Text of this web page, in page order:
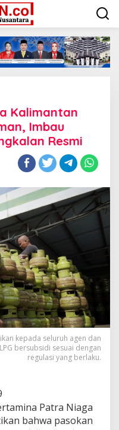
Kalimantan
Imbau
Resmi
kepada seluruh agen dan
bersubsidi sesuai dengan
regulasi yang berlaku.
Patra Niaga
bahwa pasokan